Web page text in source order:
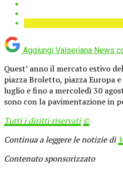
Aggiungi Valseriana News
Quest’ anno il mercato estivo
piazza Broletto, piazza Europa
luglio e fino a mercoledì 30
sono con la pavimentazione in
Tutti i diritti riservati ©
Continua a leggere le notizie di
Contenuto sponsorizzato